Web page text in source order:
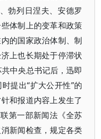
勃列日涅夫、安德罗
体制上的变革和政策
的国家政治体制、制
上也长期处于停滞状
中央总书记后，迅即
提出“扩大公开性”的
和报道内容上发生了
第一部新闻法《全苏
新闻检查，规定各类